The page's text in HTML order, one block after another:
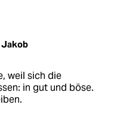
weil sich die
in gut und böse.